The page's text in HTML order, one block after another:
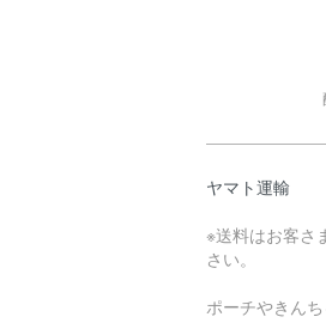
ヤマト運輸
※送料はお客さ
さい。
ポーチやきん